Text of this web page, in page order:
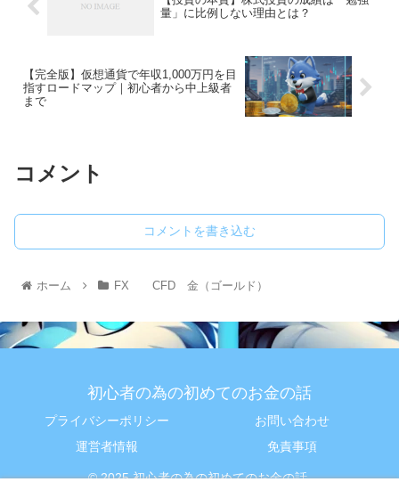
量」に比例しない理由とは？
【完全版】仮想通貨で年収1,000万円を目
指すロードマップ｜初心者から中上級者
まで
コメント
コメントを書き込む
ホーム FX CFD 金（ゴールド）
初心者の為の初めてのお金の話
プライバシーポリシー
お問い合わせ
運営者情報
免責事項
© 2025 初心者の為の初めてのお金の話.